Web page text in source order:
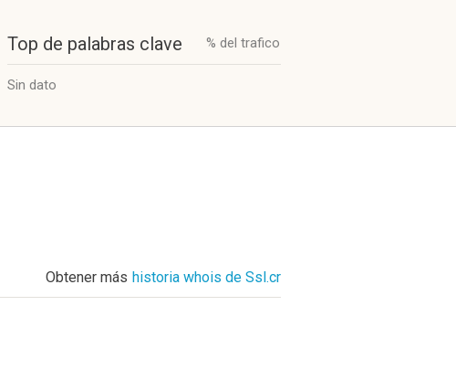
Top de palabras clave % del trafico
Sin dato
Obtener más historia whois de Ssl.cr